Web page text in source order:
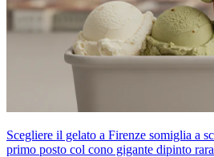
Scegliere il gelato a Firenze somiglia a
primo posto col cono gigante dipinto